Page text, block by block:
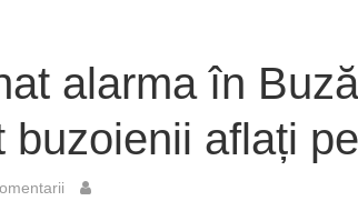
alarma în
buzoienii aflați